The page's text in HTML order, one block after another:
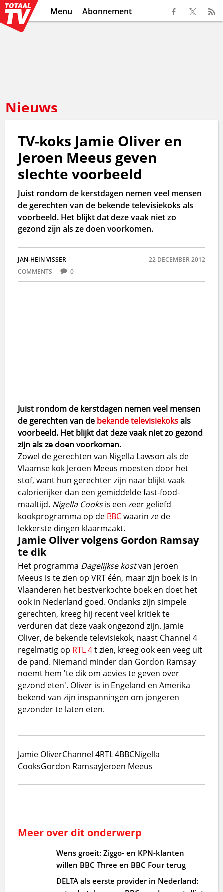
Menu Abonnement
Nieuws
TV-koks Jamie Oliver en
Jeroen Meeus geven
slechte voorbeeld
Juist rondom de kerstdagen nemen veel mensen
de gerechten van de bekende televisiekoks als
voorbeeld. Het blijkt dat deze vaak niet zo
gezond zijn als ze doen voorkomen.
JAN-HEIN VISSER
22 DECEMBER 2012
COMMENTS
0
Juist rondom de kerstdagen nemen veel mensen
de gerechten van de bekende televisiekoksals
voorbeeld. Het blijkt dat deze vaak niet zo gezond
zijn als ze doen voorkomen.
Zowel de gerechten van Nigella Lawson als de
Vlaamse kok Jeroen Meeus moesten door het
stof, want hun gerechten zijn naar blijkt vaak
calorierijker dan een gemiddelde fast-food-
maaltijd. Nigella Cooksis een zeer geliefd
kookprogramma op de BBCwaarin ze de
lekkerste dingen klaarmaakt.
Jamie Oliver volgens Gordon Ramsay
te dik
Het programma Dagelijkse kostvan Jeroen
Meeus is te zien op VRT één, maar zijn boek is in
Vlaanderen het bestverkochte boek en doet het
ook in Nederland goed. Ondanks zijn simpele
gerechten, kreeg hij recent veel kritiek te
verduren dat deze vaak ongezond zijn. Jamie
Oliver, de bekende televisiekok, naast Channel 4
regelmatig op RTL 4t zien, kreeg ook een veeg uit
de pand. Niemand minder dan Gordon Ramsay
noemt hem 'te dik om advies te geven over
gezond eten'. Oliver is in Engeland en Amerika
bekend van zijn inspanningen om jongeren
gezonder te laten eten.
Jamie OliverChannel 4RTL 4BBCNigella
CooksGordon RamsayJeroen Meeus
Meer over dit onderwerp
Wens groeit: Ziggo- en KPN-klanten
willen BBC Three en BBC Four terug
DELTA als eerste provider in Nederland: